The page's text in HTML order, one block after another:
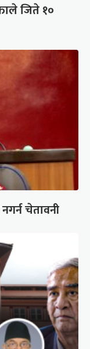
जिते १०
नगर्न चेतावनी